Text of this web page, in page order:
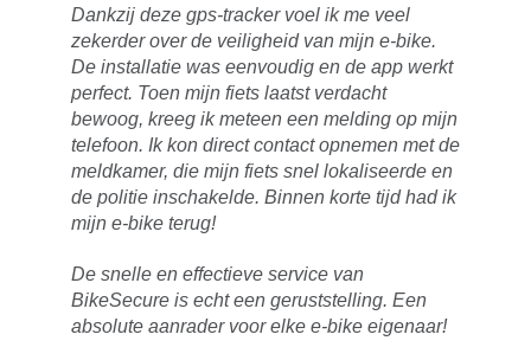
Dankzij deze gps-tracker voel ik me veel
zekerder over de veiligheid van mijn e-bike.
De installatie was eenvoudig en de app werkt
perfect. Toen mijn fiets laatst verdacht
bewoog, kreeg ik meteen een melding op mijn
telefoon. Ik kon direct contact opnemen met de
meldkamer, die mijn fiets snel lokaliseerde en
de politie inschakelde. Binnen korte tijd had ik
mijn e-bike terug!
De snelle en effectieve service van
BikeSecure is echt een geruststelling. Een
absolute aanrader voor elke e-bike eigenaar!